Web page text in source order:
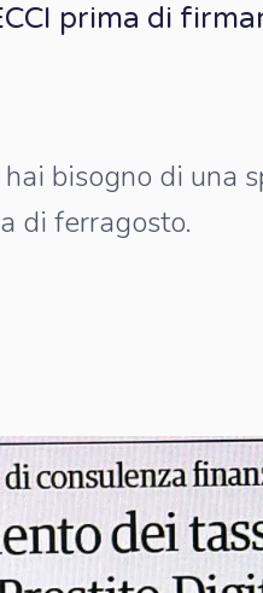
prima di
bisogno di una
di ferragosto.